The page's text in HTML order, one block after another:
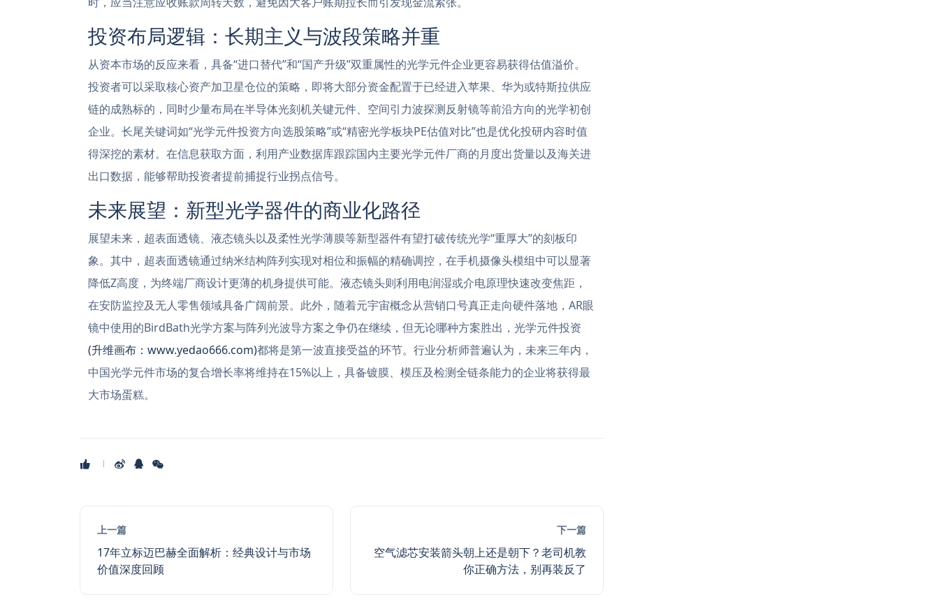
投资布局逻辑：长期主义与波段策略并重
从资本市场的反应来看，具备“进口替代”和“国产升级”双重属性的光学元件企业更容易获得估值溢价。
投资者可以采取核心资产加卫星仓位的策略，即将大部分资金配置于已经进入苹果、华为或特斯拉供应
链的成熟标的，同时少量布局在半导体光刻机关键元件、空间引力波探测反射镜等前沿方向的光学初创
企业。长尾关键词如“光学元件投资方向选股策略”或“精密光学板块PE估值对比”也是优化投研内容时值
得深挖的素材。在信息获取方面，利用产业数据库跟踪国内主要光学元件厂商的月度出货量以及海关进
出口数据，能够帮助投资者提前捕捉行业拐点信号。
未来展望：新型光学器件的商业化路径
展望未来，超表面透镜、液态镜头以及柔性光学薄膜等新型器件有望打破传统光学“重厚大”的刻板印
象。其中，超表面透镜通过纳米结构阵列实现对相位和振幅的精确调控，在手机摄像头模组中可以显著
降低Z高度，为终端厂商设计更薄的机身提供可能。液态镜头则利用电润湿或介电原理快速改变焦距，
在安防监控及无人零售领域具备广阔前景。此外，随着元宇宙概念从营销口号真正走向硬件落地，AR眼
镜中使用的BirdBath光学方案与阵列光波导方案之争仍在继续，但无论哪种方案胜出，光学元件投资
(升维画布：www.yedao666.com)都将是第一波直接受益的环节。行业分析师普遍认为，未来三年内，
中国光学元件市场的复合增长率将维持在15%以上，具备镀膜、模压及检测全链条能力的企业将获得最
大市场蛋糕。
上一篇
17年立标迈巴赫全面解析：经典设计与市场
价值深度回顾
下一篇
空气滤芯安装箭头朝上还是朝下？老司机教
你正确方法，别再装反了